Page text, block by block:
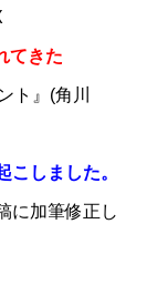
てきた
ト』(角川
しました。
に加筆修正し